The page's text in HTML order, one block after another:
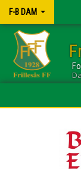
F-B DAM